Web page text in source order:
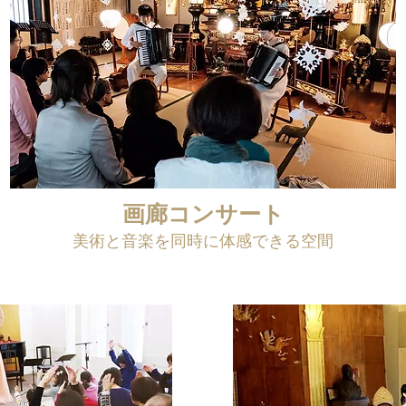
画廊コンサート
美術と音楽を同時に体感できる空間